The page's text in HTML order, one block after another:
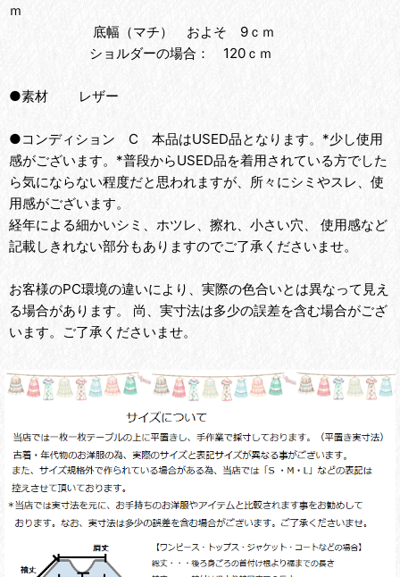
ｍ
底幅（マチ） およそ 9ｃｍ
ショルダーの場合： 120ｃｍ
●素材 レザー
●コンディション C 本品はUSED品となります。*少し使用
感がございます。*普段からUSED品を着用されている方でした
ら気にならない程度だと思われますが、所々にシミやスレ、使
用感がございます。
経年による細かいシミ、ホツレ、擦れ、小さい穴、 使用感など
記載しきれない部分もありますのでご了承くださいませ。
お客様のPC環境の違いにより、実際の色合いとは異なって見え
る場合があります。 尚、実寸法は多少の誤差を含む場合がござ
います。ご了承くださいませ。